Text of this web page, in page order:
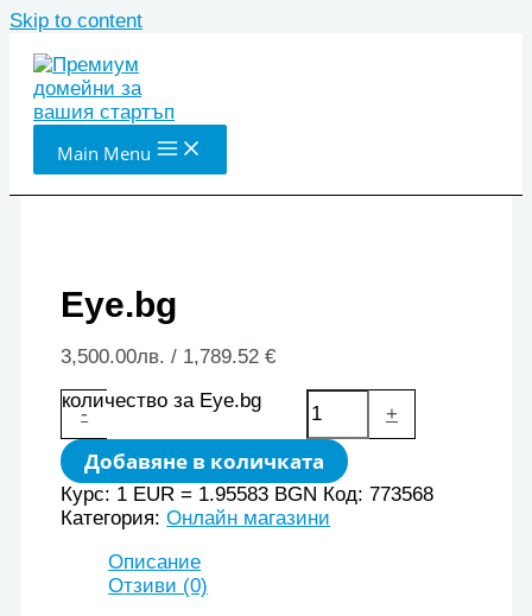
Skip to content
Main Menu
Eye.bg
3,500.00лв. / 1,789.52 €
-
количество за Eye.bg
+
Добавяне в количката
Курс: 1 EUR = 1.95583 BGN Код:773568
Категория:Онлайн магазини
Описание
Отзиви (0)